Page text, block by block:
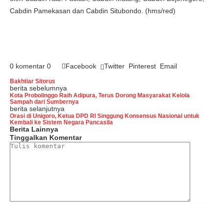
Cabdin Pamekasan dan Cabdin Situbondo. (hms/red)
0 komentar 0 Facebook Twitter Pinterest Email
Bakhtiar Sitorus
berita sebelumnya
Kota Probolinggo Raih Adipura, Terus Dorong Masyarakat Kelola
Sampah dari Sumbernya
berita selanjutnya
Orasi di Unigoro, Ketua DPD RI Singgung Konsensus Nasional untuk
Kembali ke Sistem Negara Pancasila
Berita Lainnya
Tinggalkan Komentar